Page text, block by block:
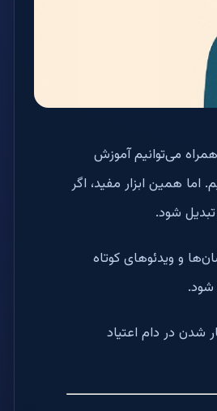
می‌توانیم آموزش
همین ابزار مفید، اگر
شود.
و ویدئوهای کوتاه
شود.
شدن در دام اعتیاد